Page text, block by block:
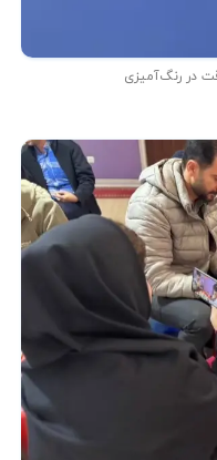
در رنگ‌آمیزی